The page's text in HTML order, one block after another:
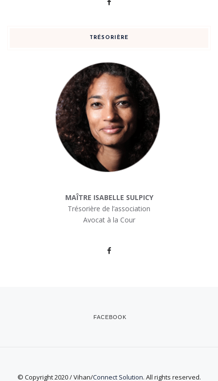
TRÉSORIÈRE
MAÎTRE ISABELLE SULPICY
Trésorière de l’association
Avocat à la Cour
FACEBOOK
© Copyright 2020 / Vihan/Connect Solution. All rights reserved.